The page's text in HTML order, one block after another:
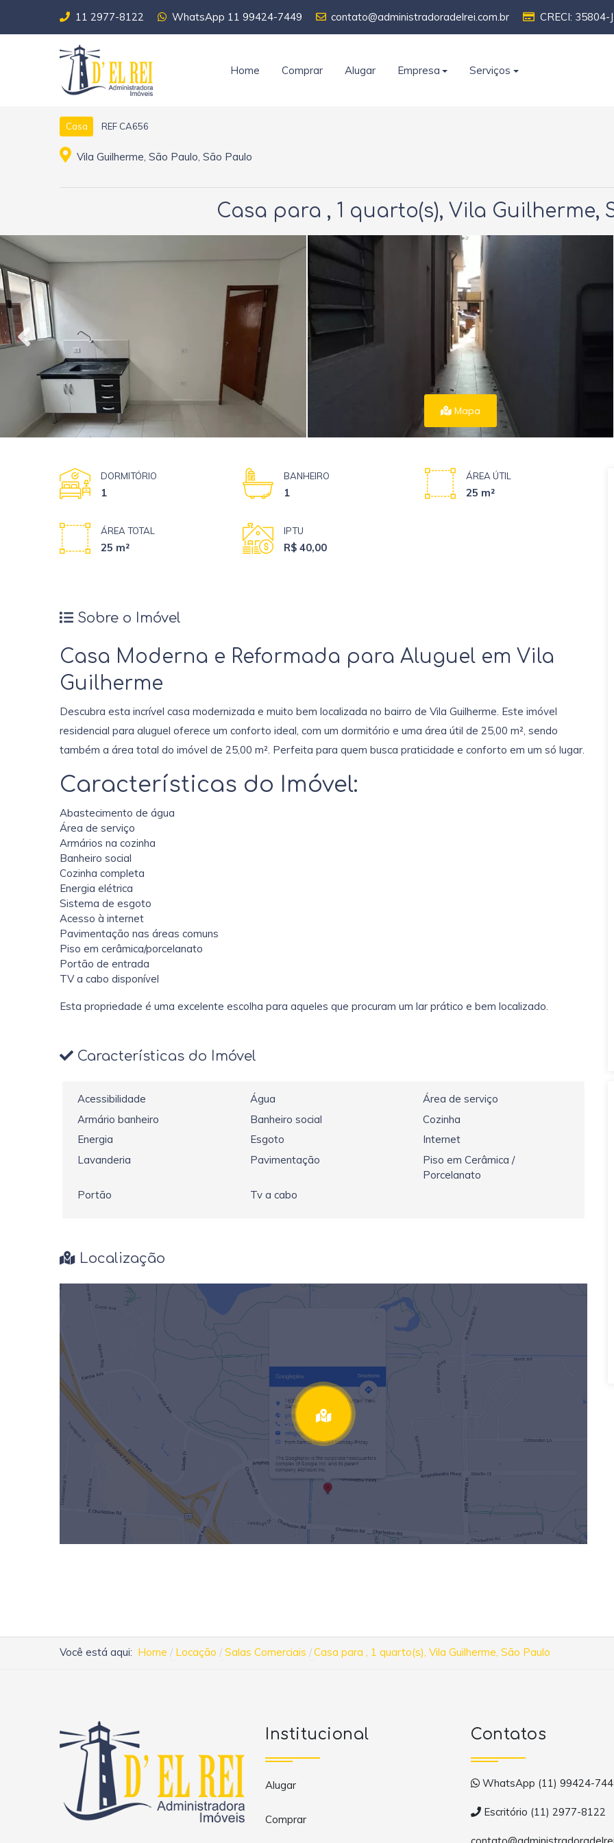
11 2977-8122 WhatsApp 11 99424-7449 contato@administradoradelrei.com.br CRECI: 35804-J
Home Comprar Alugar Empresa Serviços
Casa REF CA656
Vila Guilherme, São Paulo, São Paulo
Casa para , 1 quarto(s), Vila Guilherme,
Mapa
DORMITÓRIO
1
BANHEIRO
1
ÁREA ÚTIL
25 m²
ÁREA TOTAL
25 m²
IPTU
R$ 40,00
Sobre o Imóvel
Casa Moderna e Reformada para Aluguel em Vila
Guilherme
Descubra esta incrível casa modernizada e muito bem localizada no bairro de Vila Guilherme. Este imóvel
residencial para aluguel oferece um conforto ideal, com um dormitório e uma área útil de 25,00 m², sendo
também a área total do imóvel de 25,00 m². Perfeita para quem busca praticidade e conforto em um só lugar.
Características do Imóvel:
Abastecimento de água
Área de serviço
Armários na cozinha
Banheiro social
Cozinha completa
Energia elétrica
Sistema de esgoto
Acesso à internet
Pavimentação nas áreas comuns
Piso em cerâmica/porcelanato
Portão de entrada
TV a cabo disponível
Esta propriedade é uma excelente escolha para aqueles que procuram um lar prático e bem localizado.
Características do Imóvel
Acessibilidade Água
Área de serviço
Armário banheiro
Banheiro social
Cozinha
Energia
Esgoto
Internet
Lavanderia
Pavimentação
Piso em Cerâmica /
Porcelanato
Portão
Tv a cabo
Localização
Você está aqui: Home Locação Salas Comerciais Casa para , 1 quarto(s), Vila Guilherme, São Paulo
Institucional
Alugar
Comprar
Contatos
WhatsApp (11) 99424-
Escritório (11) 2977-8122